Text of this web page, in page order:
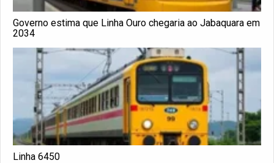
Governo estima que Linha Ouro chegaria ao Jabaquara em
2034
Linha 6450